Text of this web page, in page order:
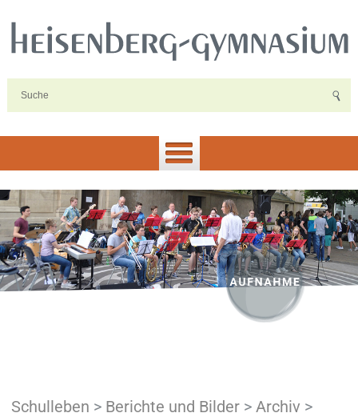
Schulleben > Berichte und Bilder> Archiv >